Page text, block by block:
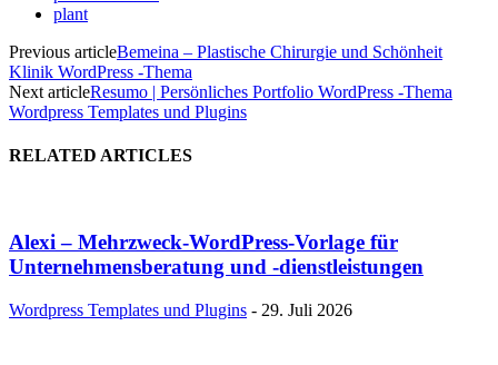
plant
Previous articleBemeina – Plastische Chirurgie und Schönheit
Klinik WordPress -Thema
Next articleResumo | Persönliches Portfolio WordPress -Thema
Wordpress Templates und Plugins
RELATED ARTICLES
Alexi – Mehrzweck-WordPress-Vorlage für
Unternehmensberatung und -dienstleistungen
Wordpress Templates und Plugins - 29. Juli 2026